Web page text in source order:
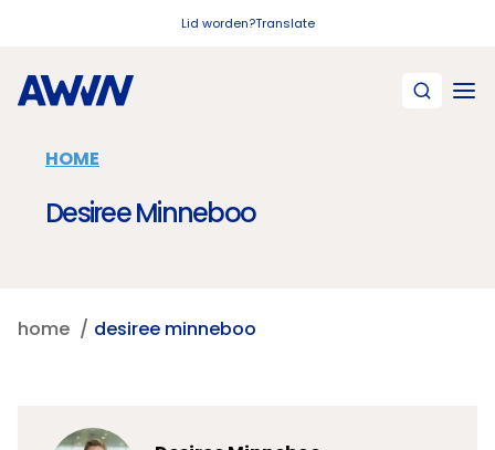
Lid worden?Translate
HOME
Desiree Minneboo
home desiree minneboo